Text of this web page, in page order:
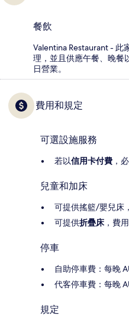
餐飲
Valentina Restaurant - 此
理，並且供應午餐、晚餐
日營業。
費用和規定
可選設施服務
若以信用卡付費 ，
兒童和加床
可提供搖籃/嬰兒床
可提供折疊床 ，費
停車
自助停車費：每晚
代客停車費：每晚
規定